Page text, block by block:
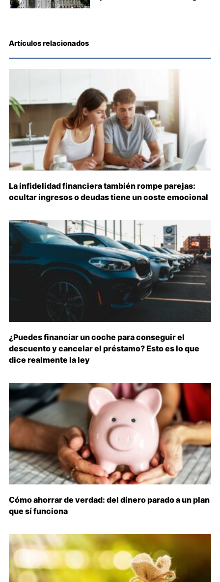
Artículos relacionados
La infidelidad financiera también rompe parejas:
ocultar ingresos o deudas tiene un coste emocional
¿Puedes financiar un coche para conseguir el
descuento y cancelar el préstamo? Esto es lo que
dice realmente la ley
Cómo ahorrar de verdad: del dinero parado a un plan
que sí funciona